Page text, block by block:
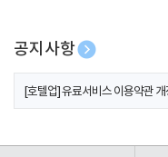
공지사항
[호텔업] 개인정보 처리방침 개정
[호텔업] 유료서비스 이용약관 개